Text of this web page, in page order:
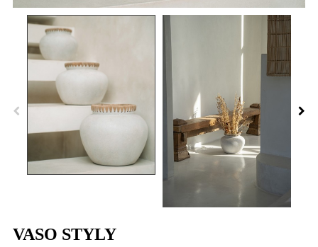
VASO STYLY